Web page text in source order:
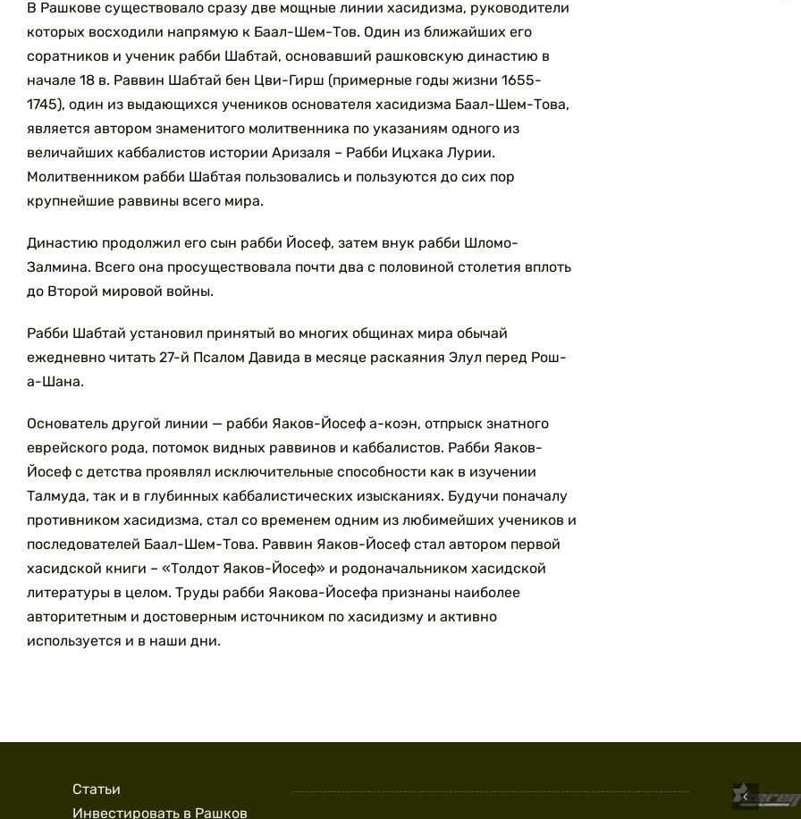
В Рашкове существовало сразу две мощные линии хасидизма, руководители
которых восходили напрямую к Баал-Шем-Тов. Один из ближайших его
соратников и ученик рабби Шабтай, основавший рашковскую династию в
начале 18 в. Раввин Шабтай бен Цви-Гирш (примерные годы жизни 1655-
1745), один из выдающихся учеников основателя хасидизма Баал-Шем-Това,
является автором знаменитого молитвенника по указаниям одного из
величайших каббалистов истории Аризаля – Рабби Ицхака Лурии.
Молитвенником рабби Шабтая пользовались и пользуются до сих пор
крупнейшие раввины всего мира.
Династию продолжил его сын рабби Йосеф, затем внук рабби Шломо-
Залмина. Всего она просуществовала почти два с половиной столетия вплоть
до Второй мировой войны.
Рабби Шабтай установил принятый во многих общинах мира обычай
ежедневно читать 27-й Псалом Давида в месяце раскаяния Элул перед Рош-
а-Шана.
Основатель другой линии — рабби Яаков-Йосеф а-коэн, отпрыск знатного
еврейского рода, потомок видных раввинов и каббалистов. Рабби Яаков-
Йосеф с детства проявлял исключительные способности как в изучении
Талмуда, так и в глубинных каббалистических изысканиях. Будучи поначалу
противником хасидизма, стал со временем одним из любимейших учеников и
последователей Баал-Шем-Това. Раввин Яаков-Йосеф стал автором первой
хасидской книги – «Толдот Яаков-Йосеф» и родоначальником хасидской
литературы в целом. Труды рабби Яакова-Йосефа признаны наиболее
авторитетным и достоверным источником по хасидизму и активно
используется и в наши дни.
Статьи
Инвестировать в Рашков